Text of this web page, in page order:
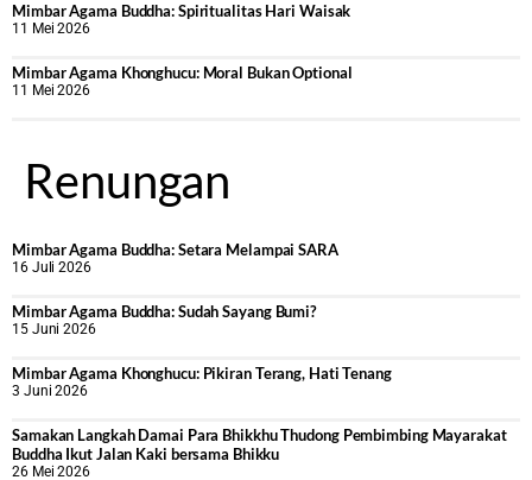
Mimbar Agama Buddha: Spiritualitas Hari Waisak
11 Mei 2026
Mimbar Agama Khonghucu: Moral Bukan Optional
11 Mei 2026
Renungan
Mimbar Agama Buddha: Setara Melampai SARA
16 Juli 2026
Mimbar Agama Buddha: Sudah Sayang Bumi?
15 Juni 2026
Mimbar Agama Khonghucu: Pikiran Terang, Hati Tenang
3 Juni 2026
Samakan Langkah Damai Para Bhikkhu Thudong Pembimbing Mayarakat
Buddha Ikut Jalan Kaki bersama Bhikku
26 Mei 2026